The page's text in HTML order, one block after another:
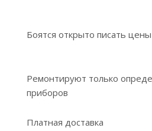
Боятся открыто писать цены
Ремонтируют только
приборов
Платная доставка